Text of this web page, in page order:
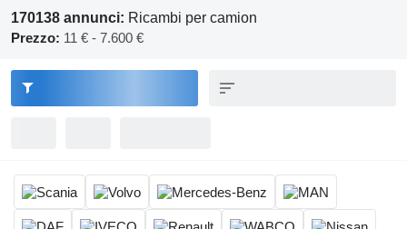
170138 annunci: Ricambi per camion
Prezzo: 11 € - 7.600 €